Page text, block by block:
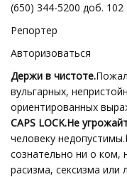
(650) 344-5200 доб. 102
Репортер
Авторизоваться
Держи в чистоте.
вульгарных,
ориентированных
CAPS LOCK.Не
человеку недопустимы.
сознательно ни о ком,
расизма, сексизма